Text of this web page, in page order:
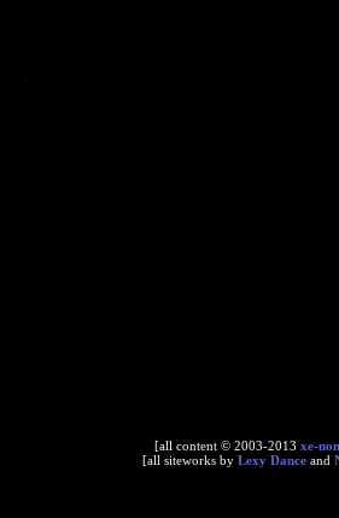
[all content © 2003-2013 xe-
[all siteworks by Lexy Dance and